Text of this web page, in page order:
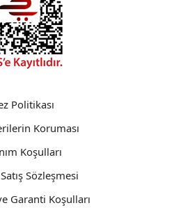
Politikası
Koruması
Koşulları
Sözleşmesi
Garanti Koşulları